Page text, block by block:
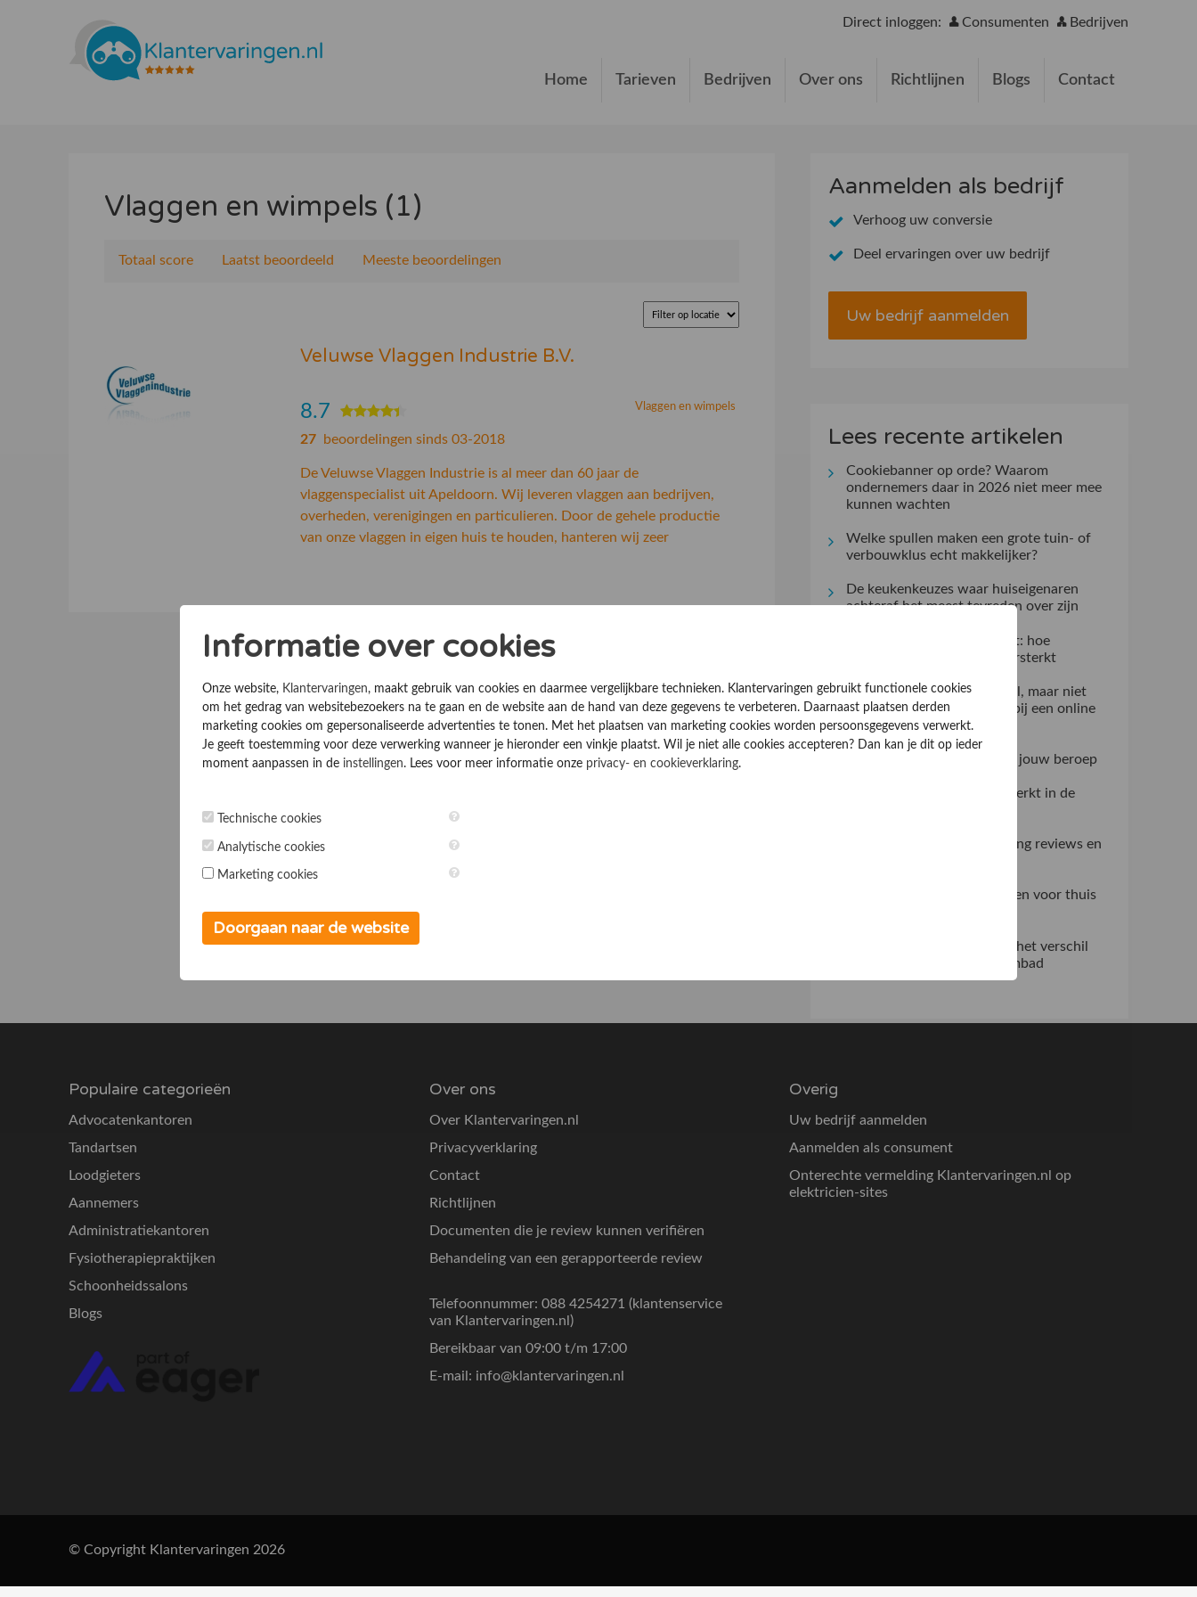
Direct inloggen: Consumenten Bedrijven
Home Tarieven Bedrijven Over ons Richtlijnen Blogs Contact
Vlaggen en wimpels (1)
Totaal score Laatst beoordeeld Meeste beoordelingen
Veluwse Vlaggen Industrie B.V.
Vlaggen en wimpels
8.7
27 beoordelingen sinds 03-2018
De Veluwse Vlaggen Industrie is al meer dan 60 jaar de
vlaggenspecialist uit Apeldoorn. Wij leveren vlaggen aan bedrijven,
overheden, verenigingen en particulieren. Door de gehele productie
van onze vlaggen in eigen huis te houden, hanteren wij zeer
Aanmelden als bedrijf
Verhoog uw conversie
Deel ervaringen over uw bedrijf
Uw bedrijf aanmelden
Lees recente artikelen
Cookiebanner op orde? Waarom
ondernemers daar in 2026 niet meer mee
kunnen wachten
Welke spullen maken een grote tuin- of
verbouwklus echt makkelijker?
De keukenkeuzes waar huiseigenaren
achteraf het meest tevreden over zijn
Kleine gebaren, groot effect: hoe
aandacht de klantrelatie versterkt
Klantervaringen zeggen veel, maar niet
alles: dit controleert u zelf bij een online
aanbieder
Kies de ideale werkjas voor jouw beroep
Verzuimmanagement dat werkt in de
Zo haal je meer uit verlichting reviews en
Slim fitnessapparatuur kiezen voor thuis
Waarom een overlooprand het verschil
maakt bij een modern zwembad
Populaire categorieën
Advocatenkantoren
Tandartsen
Loodgieters
Aannemers
Administratiekantoren
Fysiotherapiepraktijken
Schoonheidssalons
Blogs
Over ons
Over Klantervaringen.nl
Privacyverklaring
Contact
Richtlijnen
Documenten die je review kunnen verifiëren
Behandeling van een gerapporteerde review
Telefoonnummer: 088 4254271 (klantenservice
van Klantervaringen.nl)
Bereikbaar van 09:00 t/m 17:00
E-mail: info@klantervaringen.nl
Overig
Uw bedrijf aanmelden
Aanmelden als consument
Onterechte vermelding Klantervaringen.nl op
elektricien-sites
© Copyright Klantervaringen 2026
Informatie over cookies
Onze website, Klantervaringen, maakt gebruik van cookies en daarmee vergelijkbare technieken. Klantervaringen gebruikt functionele cookies
om het gedrag van websitebezoekers na te gaan en de website aan de hand van deze gegevens te verbeteren. Daarnaast plaatsen derden
marketing cookies om gepersonaliseerde advertenties te tonen. Met het plaatsen van marketing cookies worden persoonsgegevens verwerkt.
Je geeft toestemming voor deze verwerking wanneer je hieronder een vinkje plaatst. Wil je niet alle cookies accepteren? Dan kan je dit op ieder
moment aanpassen in de instellingen. Lees voor meer informatie onze privacy- en cookieverklaring.
Technische cookies
Analytische cookies
Marketing cookies
Doorgaan naar de website